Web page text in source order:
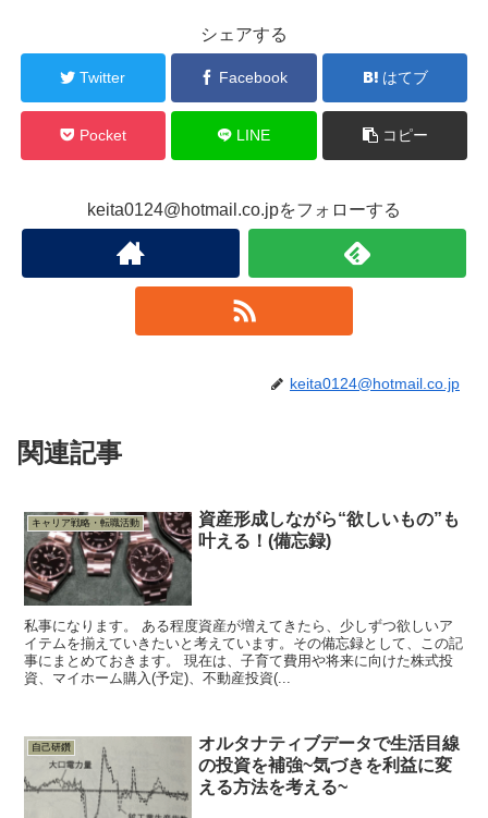
シェアする
Twitter Facebook はてブ
Pocket LINE コピー
keita0124@hotmail.co.jpをフォローする
keita0124@hotmail.co.jp
関連記事
キャリア戦略・転職活動
資産形成しながら“欲しいもの”も
叶える！(備忘録)
私事になります。 ある程度資産が増えてきたら、少しずつ欲しいア
イテムを揃えていきたいと考えています。その備忘録として、この記
事にまとめておきます。 現在は、子育て費用や将来に向けた株式投
資、マイホーム購入(予定)、不動産投資(...
自己研鑽
オルタナティブデータで生活目線
の投資を補強~気づきを利益に変
える方法を考える~